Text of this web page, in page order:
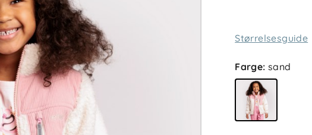
Størrelsesguide
Farge: sand